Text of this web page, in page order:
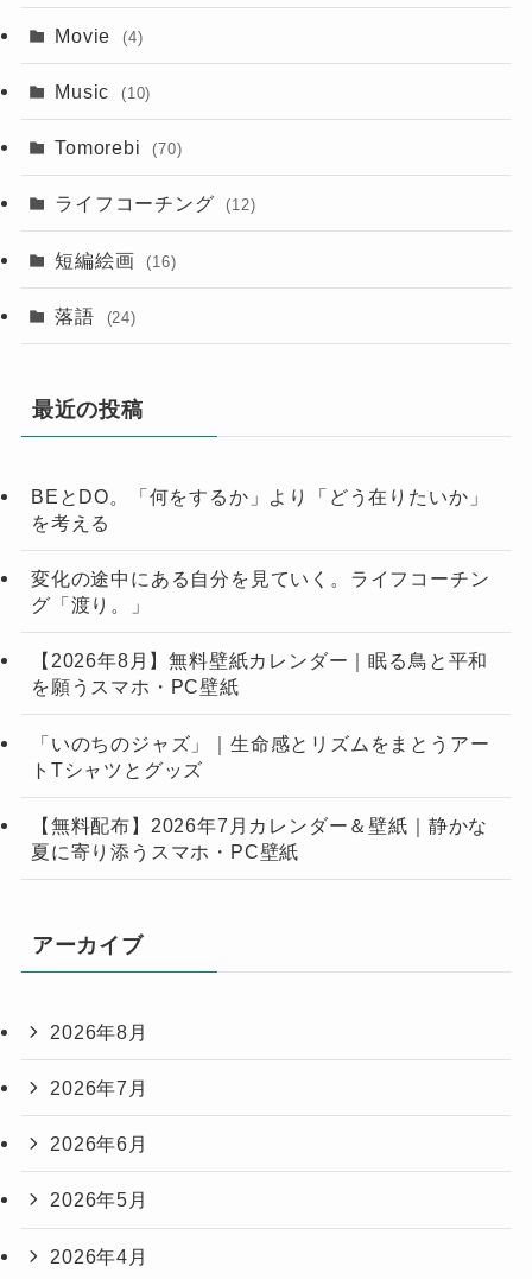
Movie (4)
Music (10)
Tomorebi (70)
ライフコーチング (12)
短編絵画 (16)
落語 (24)
最近の投稿
BEとDO。「何をするか」より「どう在りたいか」
を考える
変化の途中にある自分を見ていく。ライフコーチン
グ「渡り。」
【2026年8月】無料壁紙カレンダー｜眠る鳥と平和
を願うスマホ・PC壁紙
「いのちのジャズ」｜生命感とリズムをまとうアー
トTシャツとグッズ
【無料配布】2026年7月カレンダー＆壁紙｜静かな
夏に寄り添うスマホ・PC壁紙
アーカイブ
2026年8月
2026年7月
2026年6月
2026年5月
2026年4月